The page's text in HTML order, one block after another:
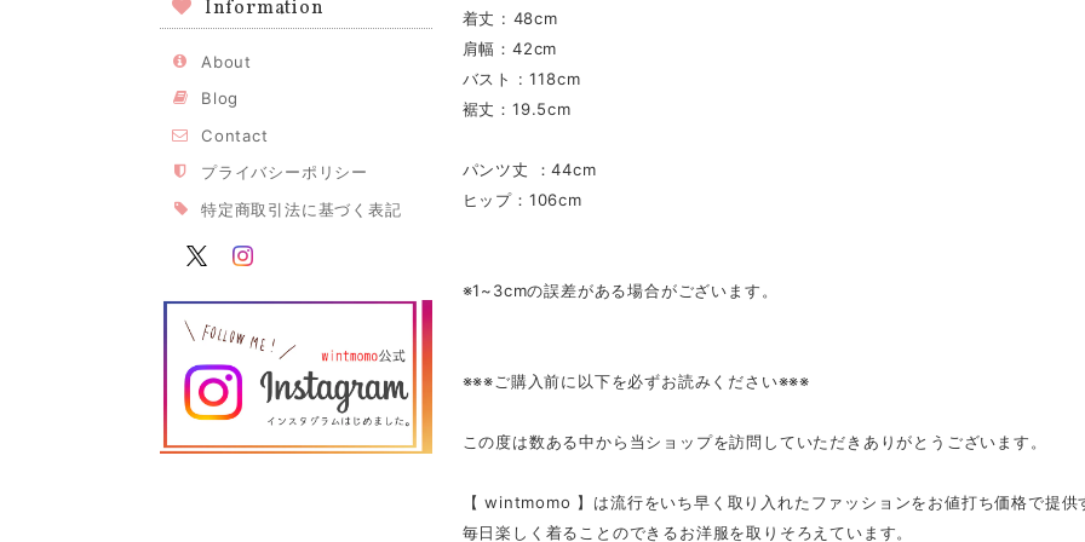
Information
About
Blog
Contact
プライバシーポリシー
特定商取引法に基づく表記
着丈 : 48cm
肩幅：42cm
バスト : 118cm
裾丈：19.5cm
パンツ丈 ：44cm
ヒップ：106cm
※1~3cmの誤差がある場合がございます。
※※※ご購入前に以下を必ずお読みください※※※
この度は数ある中から当ショップを訪問していただきありがとうございます。
【 wintmomo 】は流行をいち早く取り入れたファッションをお値打ち価格で提供
毎日楽しく着ることのできるお洋服を取りそろえています。